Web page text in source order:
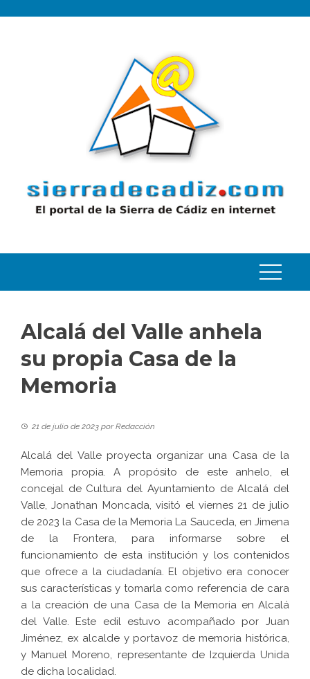
Alcalá del Valle anhela
su propia Casa de la
Memoria
21 de julio de 2023 porRedacción
Alcalá del Valle proyecta organizar una Casa de la
Memoria propia. A propósito de este anhelo, el
concejal de Cultura del Ayuntamiento de Alcalá del
Valle, Jonathan Moncada, visitó el viernes 21 de julio
de 2023 la Casa de la Memoria La Sauceda, en Jimena
de la Frontera, para informarse sobre el
funcionamiento de esta institución y los contenidos
que ofrece a la ciudadanía. El objetivo era conocer
sus características y tomarla como referencia de cara
a la creación de una Casa de la Memoria en Alcalá
del Valle. Este edil estuvo acompañado por Juan
Jiménez, ex alcalde y portavoz de memoria histórica,
y Manuel Moreno, representante de Izquierda Unida
de dicha localidad.